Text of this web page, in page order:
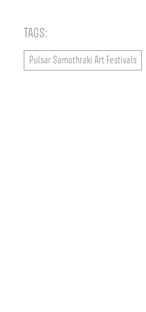
TAGS:
Pulsar Samothraki Art Festivals